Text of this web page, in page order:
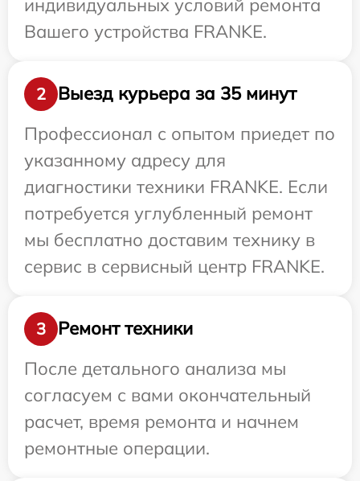
индивидуальных условий ремонта
Вашего устройства FRANKE.
2
Выезд курьера за 35 минут
Профессионал с опытом приедет по
указанному адресу для
диагностики техники FRANKE. Если
потребуется углубленный ремонт
мы бесплатно доставим технику в
сервис в сервисный центр FRANKE.
3
Ремонт техники
После детального анализа мы
согласуем с вами окончательный
расчет, время ремонта и начнем
ремонтные операции.